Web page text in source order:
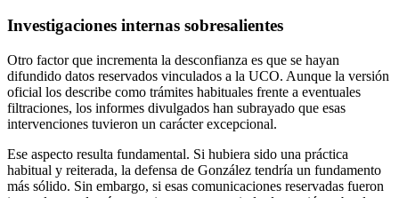
Investigaciones internas sobresalientes
Otro factor que incrementa la desconfianza es que se hayan
difundido datos reservados vinculados a la UCO. Aunque la versión
oficial los describe como trámites habituales frente a eventuales
filtraciones, los informes divulgados han subrayado que esas
intervenciones tuvieron un carácter excepcional.
Ese aspecto resulta fundamental. Si hubiera sido una práctica
habitual y reiterada, la defensa de González tendría un fundamento
más sólido. Sin embargo, si esas comunicaciones reservadas fueron